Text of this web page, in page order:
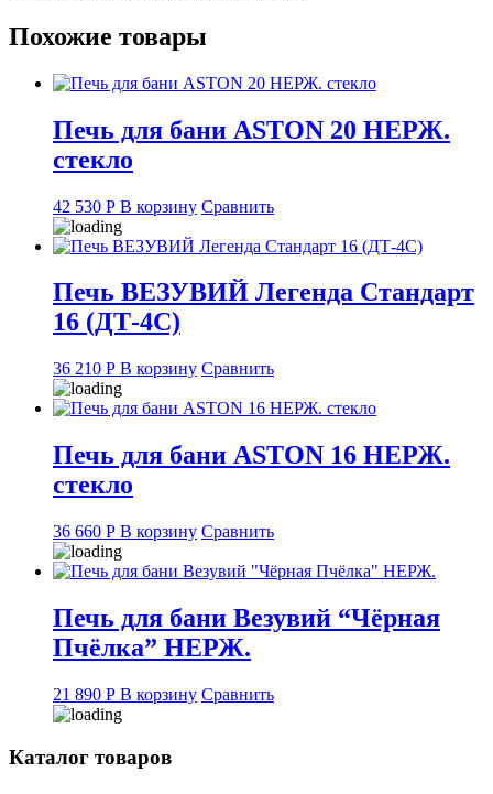
Похожие товары
Печь для бани ASTON 20 НЕРЖ.
стекло
42 530 Р В корзину Сравнить
Печь ВЕЗУВИЙ Легенда Стандарт
16 (ДТ-4С)
36 210 Р В корзину Сравнить
Печь для бани ASTON 16 НЕРЖ.
стекло
36 660 Р В корзину Сравнить
Печь для бани Везувий “Чёрная
Пчёлка” НЕРЖ.
21 890 Р В корзину Сравнить
Каталог товаров